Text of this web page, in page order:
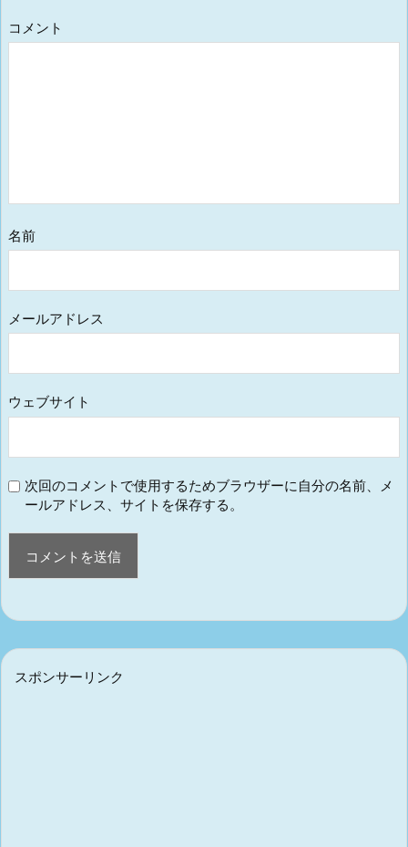
コメント
名前
メールアドレス
ウェブサイト
次回のコメントで使用するためブラウザーに自分の名前、メ
ールアドレス、サイトを保存する。
スポンサーリンク